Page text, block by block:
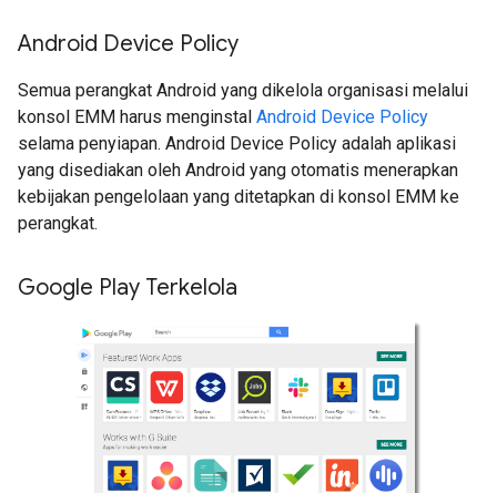
Android Device Policy
Semua perangkat Android yang dikelola organisasi melalui
konsol EMM harus menginstal Android Device Policy
selama penyiapan. Android Device Policy adalah aplikasi
yang disediakan oleh Android yang otomatis menerapkan
kebijakan pengelolaan yang ditetapkan di konsol EMM ke
perangkat.
Google Play Terkelola